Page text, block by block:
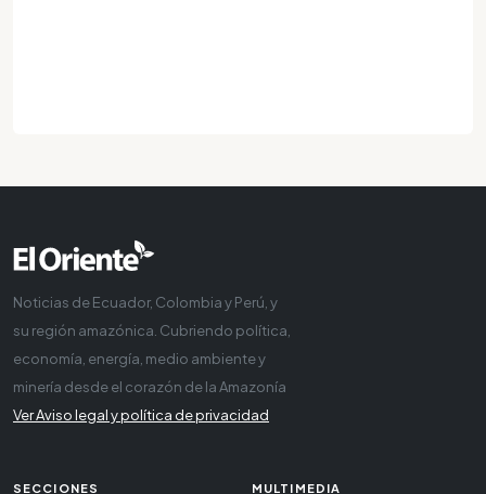
Noticias de Ecuador, Colombia y Perú, y
su región amazónica. Cubriendo política,
economía, energía, medio ambiente y
minería desde el corazón de la Amazonía
Ver Aviso legal y política de privacidad
SECCIONES MULTIMEDIA